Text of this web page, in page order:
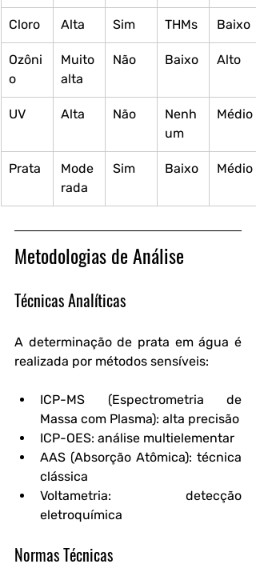
Cloro Alta Sim THMs Baixo
Ozôni
o
Muito
alta
Não Baixo Alto
UV Alta Não
Nenh
um
Médio
Prata
Mode
rada
Sim Baixo Médio
Metodologias de Análise
Técnicas Analíticas
A determinação de prata em água é
realizada por métodos sensíveis:
ICP-MS (Espectrometria de
Massa com Plasma): alta precisão
ICP-OES: análise multielementar
AAS (Absorção Atômica): técnica
clássica
Voltametria: detecção
eletroquímica
Normas Técnicas